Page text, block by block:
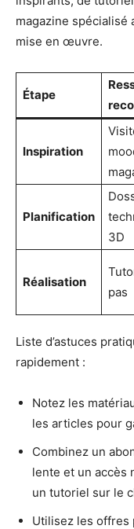
magazine spécialisé
mise en œuvre.
Étape
Inspiration
Planification
3D
Réalisation
pas
Liste d’astuces
rapidement :
Notez les
les articles pour
Combinez un
lente et un accès
un tutoriel sur le
Utilisez les offres